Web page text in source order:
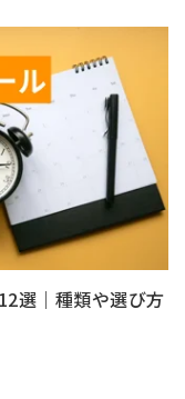
選｜種類や選び方